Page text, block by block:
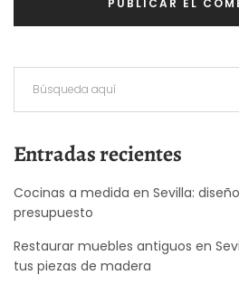
Entradas recientes
Cocinas a medida en Sevilla:
presupuesto
Restaurar muebles antiguos en
tus piezas de madera